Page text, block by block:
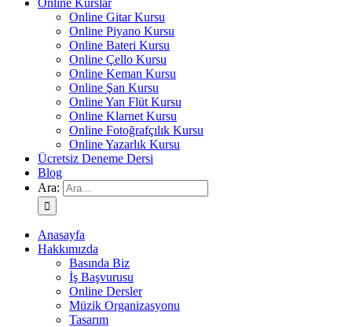
Online Kurslar
Online Gitar Kursu
Online Piyano Kursu
Online Bateri Kursu
Online Çello Kursu
Online Keman Kursu
Online Şan Kursu
Online Yan Flüt Kursu
Online Klarnet Kursu
Online Fotoğrafçılık Kursu
Online Yazarlık Kursu
Ücretsiz Deneme Dersi
Blog
Ara:
Anasayfa
Hakkımızda
Basında Biz
İş Başvurusu
Online Dersler
Müzik Organizasyonu
Tasarım